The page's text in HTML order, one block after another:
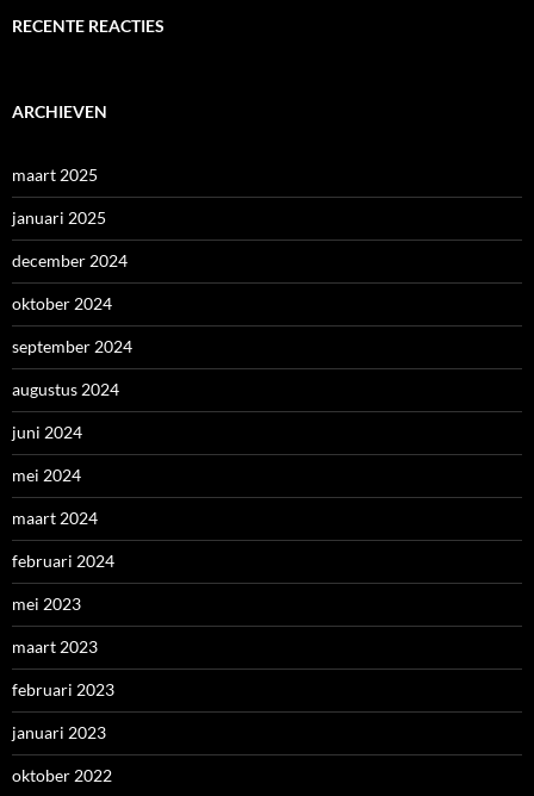
RECENTE REACTIES
ARCHIEVEN
maart 2025
januari 2025
december 2024
oktober 2024
september 2024
augustus 2024
juni 2024
mei 2024
maart 2024
februari 2024
mei 2023
maart 2023
februari 2023
januari 2023
oktober 2022